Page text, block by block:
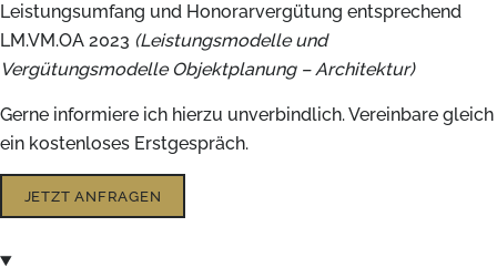
Leistungsumfang und Honorarvergütung entsprechend
LM.VM.OA 2023 (Leistungsmodelle und
Vergütungsmodelle Objektplanung – Architektur)
Gerne informiere ich hierzu unverbindlich. Vereinbare gleich
ein kostenloses Erstgespräch.
JETZT ANFRAGEN